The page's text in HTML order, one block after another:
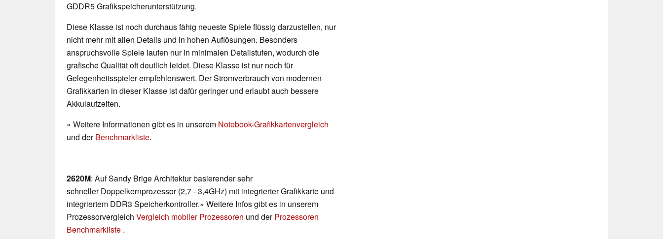
GDDR5 Grafikspeicherunterstützung.
Diese Klasse ist noch durchaus fähig neueste Spiele flüssig darzustellen, nur
nicht mehr mit allen Details und in hohen Auflösungen. Besonders
anspruchsvolle Spiele laufen nur in minimalen Detailstufen, wodurch die
grafische Qualität oft deutlich leidet. Diese Klasse ist nur noch für
Gelegenheitsspieler empfehlenswert. Der Stromverbrauch von modernen
Grafikkarten in dieser Klasse ist dafür geringer und erlaubt auch bessere
Akkulaufzeiten.
» Weitere Informationen gibt es in unserem Notebook-Grafikkartenvergleich
und derBenchmarkliste.
2620M: Auf Sandy Brige Architektur basierender sehr
schneller Doppelkernprozessor (2,7 - 3,4GHz) mit integrierter Grafikkarte und
integriertem DDR3 Speicherkontroller.» Weitere Infos gibt es in unserem
Prozessorvergleich Vergleich mobiler Prozessoren und derProzessoren
Benchmarkliste .